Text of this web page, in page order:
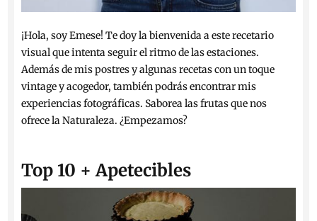
¡Hola, soy Emese! Te doy la bienvenida a este recetario
visual que intenta seguir el ritmo de las estaciones.
Además de mis postres y algunas recetas con un toque
vintage y acogedor, también podrás encontrar mis
experiencias fotográficas. Saborea las frutas que nos
ofrece la Naturaleza. ¿Empezamos?
Top 10 + Apetecibles